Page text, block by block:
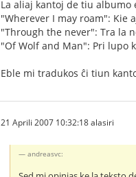
La aliaj kantoj de tiu albumo
"Wherever I may roam": Kie
"Through the never": Tra la
"Of Wolf and Man": Pri lupo
Eble mi tradukos ĉi tiun
21 Aprili 2007 10:32:18 alasiri
andreasvc: